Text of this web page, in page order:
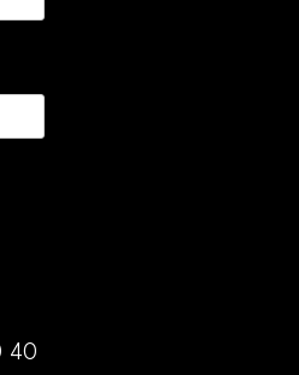
40